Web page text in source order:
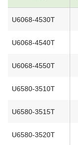
U6068-4530T
U6068-4540T
U6068-4550T
U6580-3510T
U6580-3515T
U6580-3520T